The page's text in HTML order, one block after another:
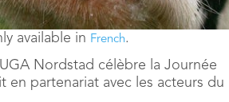
available in French.
Nordstad célèbre la Journée
en partenariat avec les acteurs du